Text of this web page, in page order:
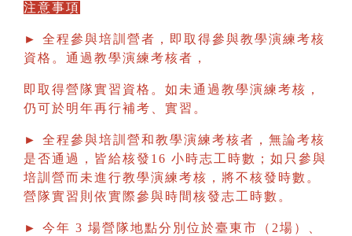
注意事項
► 全程參與培訓營者，即取得參與教學演練考核
資格。通過教學演練考核者，
即取得營隊實習資格。如未通過教學演練考核，
仍可於明年再行補考、實習。
► 全程參與培訓營和教學演練考核者，無論考核
是否通過，皆給核發16 小時志工時數；如只參與
培訓營而未進行教學演練考核，將不核發時數。
營隊實習則依實際參與時間核發志工時數。
► 今年 3 場營隊地點分別位於臺東市（2場）、